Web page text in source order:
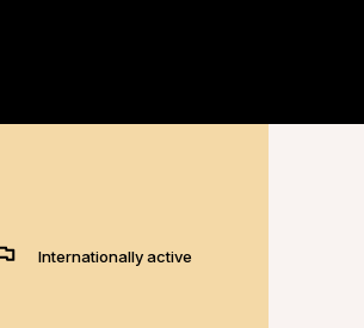
Internationally active